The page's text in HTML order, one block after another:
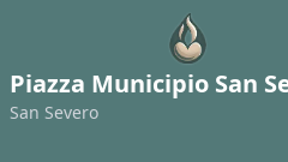
Piazza Municipio San
San Severo